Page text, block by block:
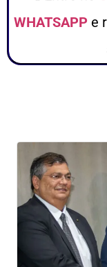
WHATSAPP e